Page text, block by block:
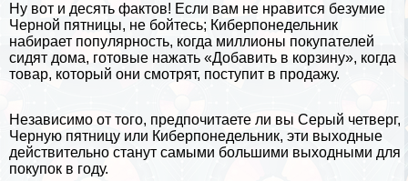
Ну вот и десять фактов! Если вам не нравится безумие
Черной пятницы, не бойтесь; Киберпонедельник
набирает популярность, когда миллионы покупателей
сидят дома, готовые нажать «Добавить в корзину», когда
товар, который они смотрят, поступит в продажу.
Независимо от того, предпочитаете ли вы Серый четверг,
Черную пятницу или Киберпонедельник, эти выходные
действительно станут самыми большими выходными для
покупок в году.